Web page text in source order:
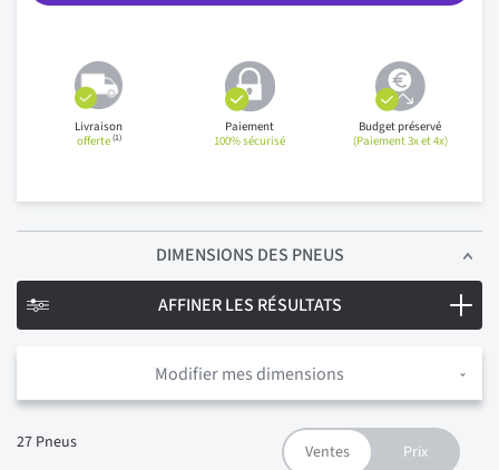
Livraison
offerte(1)
Paiement
100% sécurisé
Budget préservé
(Paiement 3x et 4x)
DIMENSIONS DES PNEUS
Modifier mes dimensions
27 Pneus
AFFINER LES RÉSULTATS